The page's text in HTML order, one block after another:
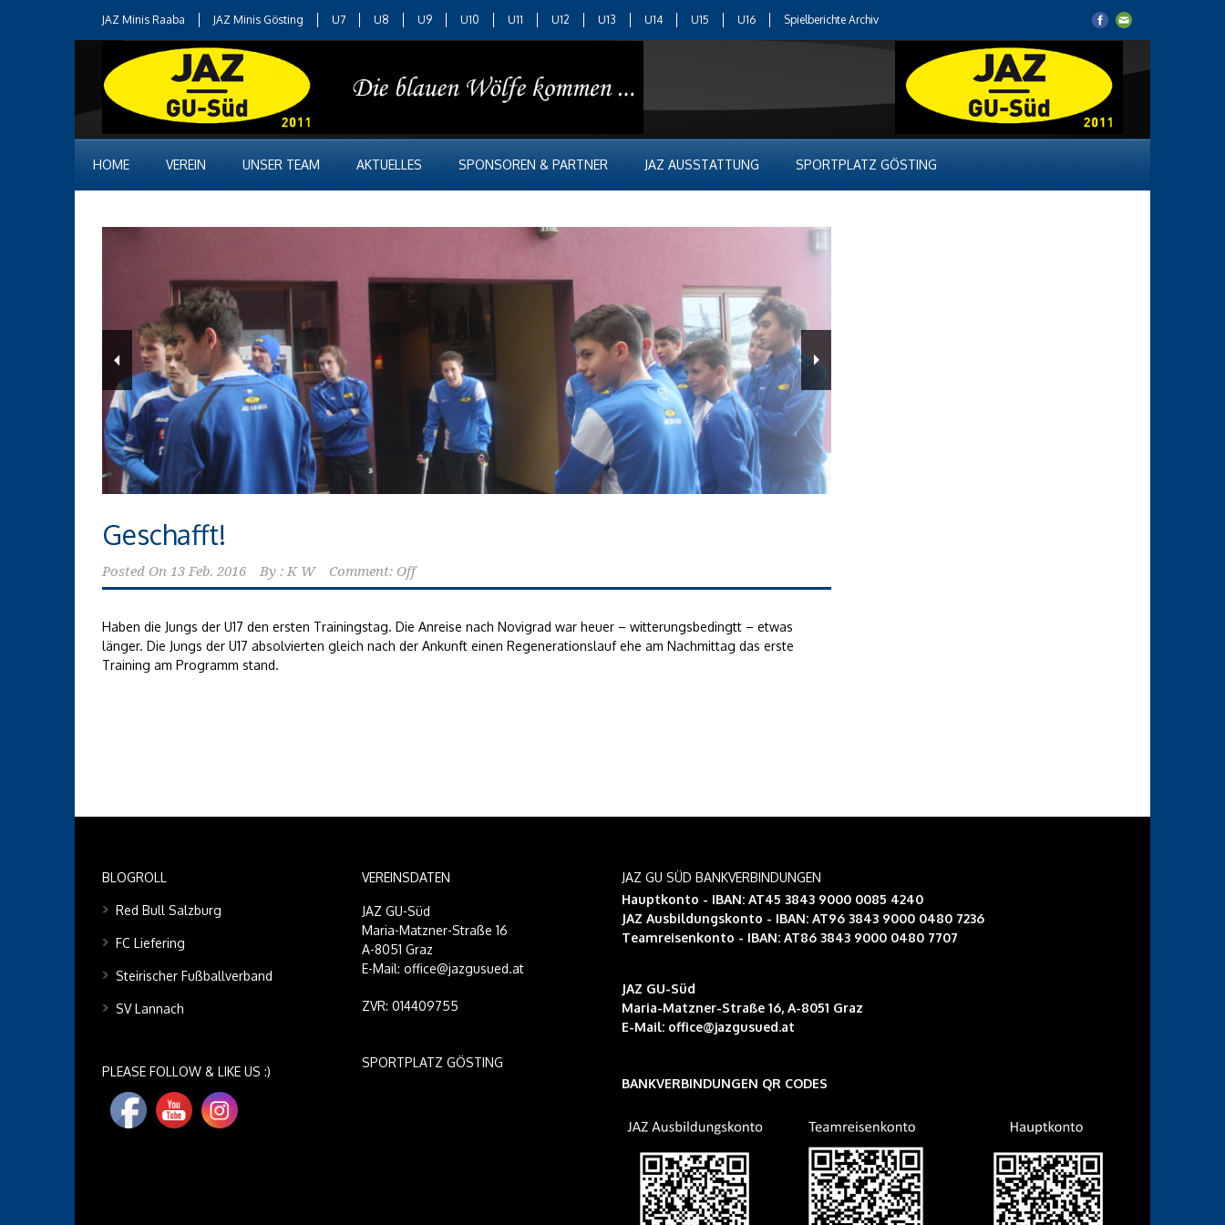
JAZ Minis Raaba JAZ Minis Gösting U7 U8 U9 U10 U11 U12 U13 U14 U15 U16 Spielberichte Archiv
HOME VEREIN UNSER TEAM AKTUELLES SPONSOREN & PARTNER JAZ AUSSTATTUNG SPORTPLATZ GÖSTING
Geschafft!
Posted On 13 Feb. 2016 By : K W Comment: Off
Haben die Jungs der U17 den ersten Trainingstag. Die Anreise nach Novigrad war heuer – witterungsbedingtt – etwas
länger. Die Jungs der U17 absolvierten gleich nach der Ankunft einen Regenerationslauf ehe am Nachmittag das erste
Training am Programm stand.
BLOGROLL
Red Bull Salzburg
FC Liefering
Steirischer Fußballverband
SV Lannach
PLEASE FOLLOW & LIKE US :)
VEREINSDATEN
JAZ GU-Süd
Maria-Matzner-Straße 16
A-8051 Graz
E-Mail: office@jazgusued.at
ZVR: 014409755
SPORTPLATZ GÖSTING
JAZ GU SÜD BANKVERBINDUNGEN
Hauptkonto - IBAN: AT45 3843 9000 0085 4240
JAZ Ausbildungskonto - IBAN: AT96 3843 9000 0480 7236
Teamreisenkonto - IBAN: AT86 3843 9000 0480 7707
JAZ GU-Süd
Maria-Matzner-Straße 16, A-8051 Graz
E-Mail: office@jazgusued.at
BANKVERBINDUNGEN QR CODES